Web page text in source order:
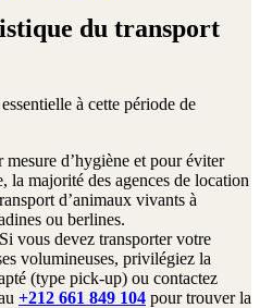
du transport
à cette période de
mesure d’hygiène et pour éviter
la majorité des agences de location
d’animaux vivants à
ou berlines.
Si vous devez transporter votre
volumineuses, privilégiez la
(type pick-up) ou contactez
+212 661 849 104 pour trouver la